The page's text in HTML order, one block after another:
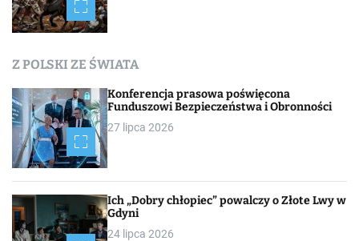
Z POLSKI ZE ŚWIATA
Konferencja prasowa poświęcona
Funduszowi Bezpieczeństwa i Obronności
27 lipca 2026
Ich „Dobry chłopiec” powalczy o Złote Lwy w
Gdyni
24 lipca 2026